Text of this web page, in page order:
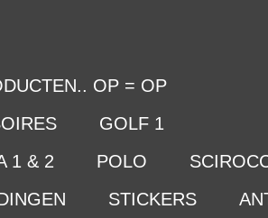
OP = OP
GOLF 1
1 & 2
POLO
STICKERS